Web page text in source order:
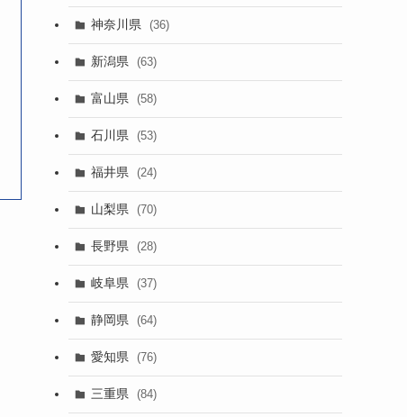
神奈川県 (36)
新潟県 (63)
富山県 (58)
石川県 (53)
福井県 (24)
山梨県 (70)
長野県 (28)
岐阜県 (37)
静岡県 (64)
愛知県 (76)
三重県 (84)